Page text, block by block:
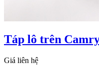
Táp lô trên
Giá liên hệ